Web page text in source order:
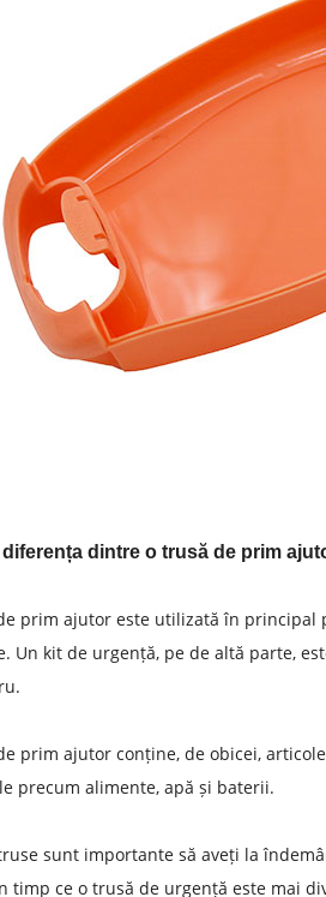
diferența dintre o trusă de prim
prim ajutor este utilizată în
Un kit de urgență, pe de altă parte,
prim ajutor conține, de obicei,
precum alimente, apă și baterii.
sunt importante să aveți la
timp ce o trusă de urgență este mai